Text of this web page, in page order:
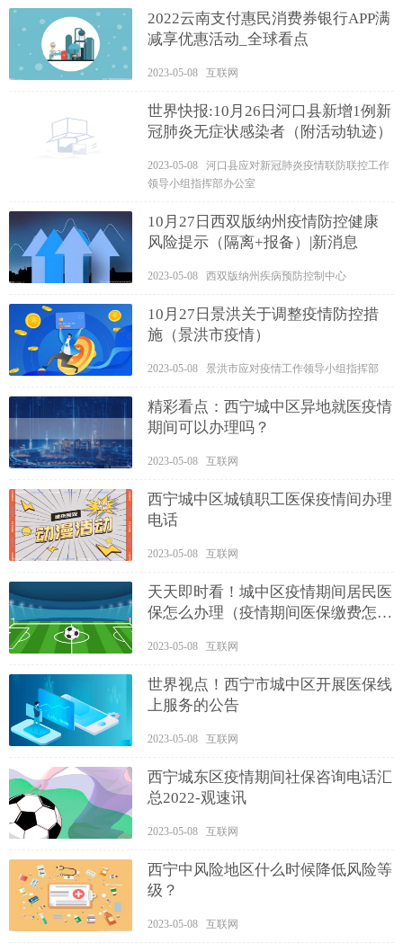
2022云南支付惠民消费券银行APP满
减享优惠活动_全球看点
2023-05-08 互联网
世界快报:10月26日河口县新增1例新
冠肺炎无症状感染者（附活动轨迹）
2023-05-08 河口县应对新冠肺炎疫情联防联控工作
领导小组指挥部办公室
10月27日西双版纳州疫情防控健康
风险提示（隔离+报备）|新消息
2023-05-08 西双版纳州疾病预防控制中心
10月27日景洪关于调整疫情防控措
施（景洪市疫情）
2023-05-08 景洪市应对疫情工作领导小组指挥部
精彩看点：西宁城中区异地就医疫情
期间可以办理吗？
2023-05-08 互联网
西宁城中区城镇职工医保疫情间办理
电话
2023-05-08 互联网
天天即时看！城中区疫情期间居民医
保怎么办理（疫情期间医保缴费怎么
2023-05-08 互联网
世界视点！西宁市城中区开展医保线
上服务的公告
2023-05-08 互联网
西宁城东区疫情期间社保咨询电话汇
总2022-观速讯
2023-05-08 互联网
西宁中风险地区什么时候降低风险等
级？
2023-05-08 互联网